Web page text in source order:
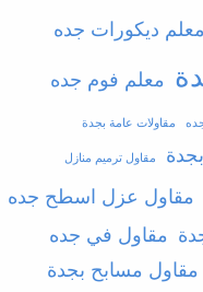
معلم ديكورات جده
معلم فوم جده
مقاولات عامة بجدة
مقاول ترميم منازل
مقاول عزل اسطح جده
مقاول في جده
مقاول مسابح بجدة